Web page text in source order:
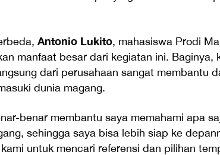
Antonio Lukito, mahasiswa Prodi
manfaat besar dari kegiatan ini. Baginya,
dari perusahaan sangat membantu
dunia magang.
benar membantu saya memahami apa
sehingga saya bisa lebih siap ke
untuk mencari referensi dan pilihan